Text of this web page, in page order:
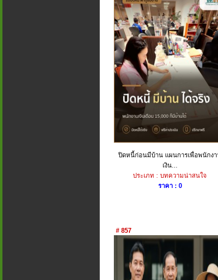
ปิดหนี้ก่อนมีบ้าน แผนการเพื่อพนักง
เงิน...
ประเภท : บทความน่าสนใจ
ราคา : 0
# 857